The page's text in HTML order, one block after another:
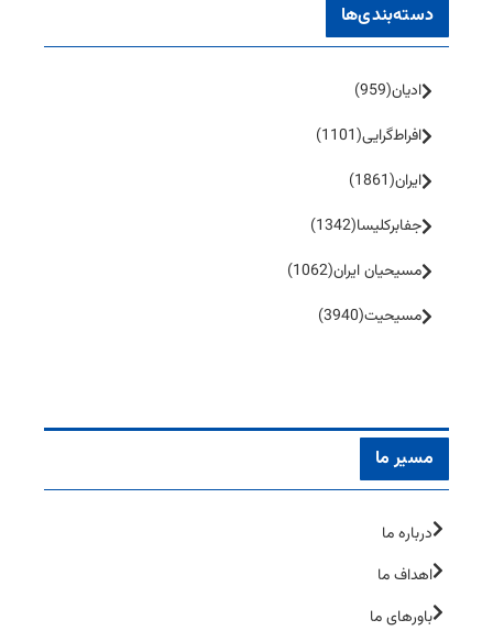
دسته‌بندی‌ها
ادیان(959)
افراط‌گرایی(1101)
ایران(1861)
جفا‌بر‌کلیسا(1342)
مسیحیان ایران(1062)
مسیحیت(3940)
مسیر ما
درباره ما
اهداف ما
باورهای ما